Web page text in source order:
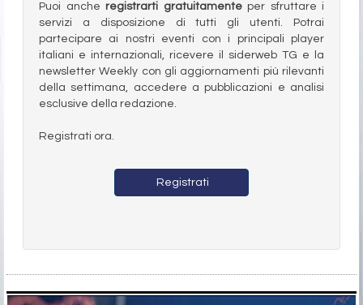
Puoi anche registrarti gratuitamenteper sfruttare i
servizi a disposizione di tutti gli utenti. Potrai
partecipare ai nostri eventi con i principali player
italiani e internazionali, ricevere il siderweb TG e la
newsletter Weekly con gli aggiornamenti più rilevanti
della settimana, accedere a pubblicazioni e analisi
esclusive della redazione.
Registrati ora.
Registrati